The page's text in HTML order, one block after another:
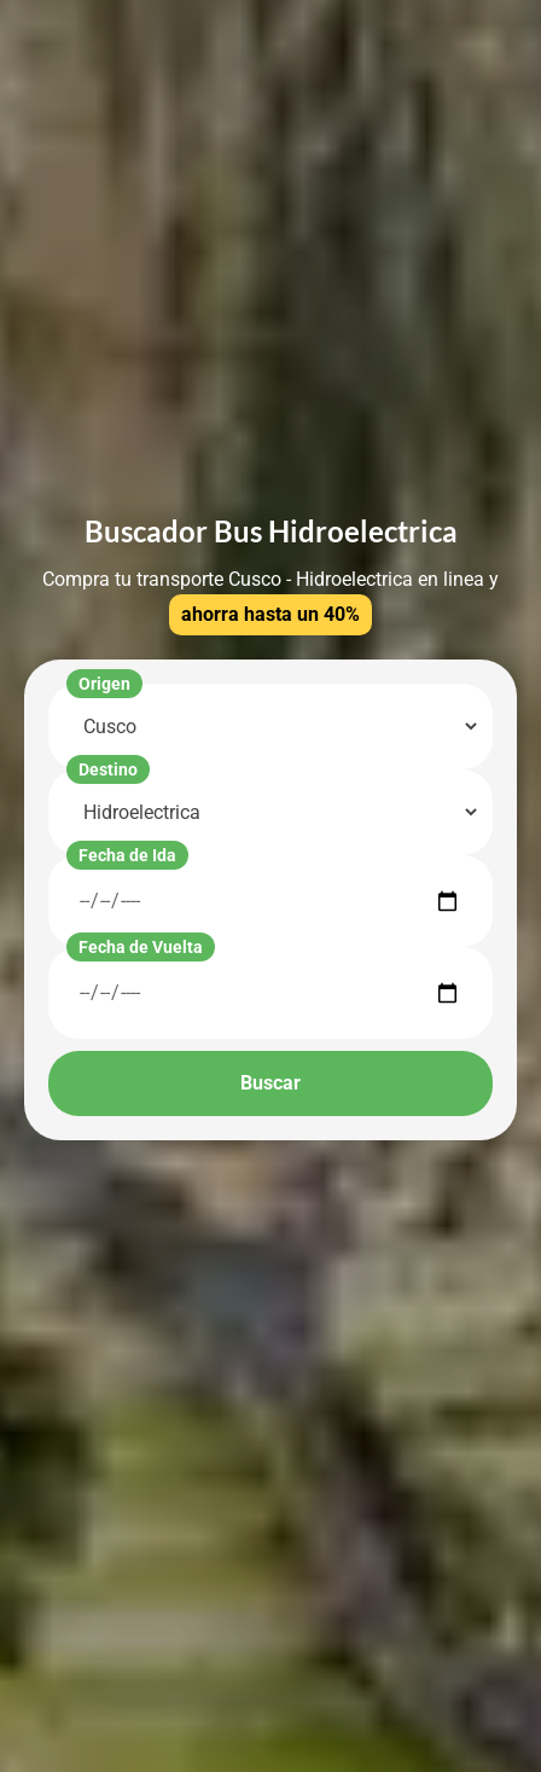
Buscador Bus Hidroelectrica
Compra tu transporte Cusco - Hidroelectrica en linea y
ahorra hasta un 40%
Origen
Destino
Fecha de Ida
Fecha de Vuelta
Buscar